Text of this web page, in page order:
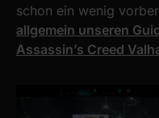
schon ein wenig
allgemein unseren
Assassin’s Creed